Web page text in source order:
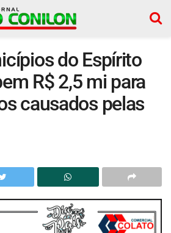
do Espírito
R$ 2,5 mi para
causados pelas